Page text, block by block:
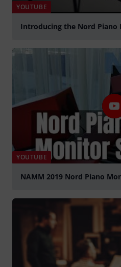
YOUTUBE
Introducing the Nord Piano
YOUTUBE
NAMM 2019 Nord Piano